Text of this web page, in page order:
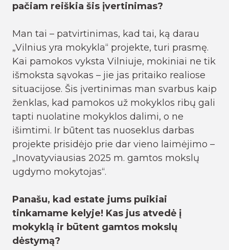
pačiam reiškia šis įvertinimas?
Man tai – patvirtinimas, kad tai, ką darau
„Vilnius yra mokykla“ projekte, turi prasmę.
Kai pamokos vyksta Vilniuje, mokiniai ne tik
išmoksta sąvokas – jie jas pritaiko realiose
situacijose. Šis įvertinimas man svarbus kaip
ženklas, kad pamokos už mokyklos ribų gali
tapti nuolatine mokyklos dalimi, o ne
išimtimi. Ir būtent tas nuoseklus darbas
projekte prisidėjo prie dar vieno laimėjimo –
„Inovatyviausias 2025 m. gamtos mokslų
ugdymo mokytojas“.
Panašu, kad estate jums puikiai
tinkamame kelyje! Kas jus atvedė į
mokyklą ir būtent gamtos mokslų
dėstymą?